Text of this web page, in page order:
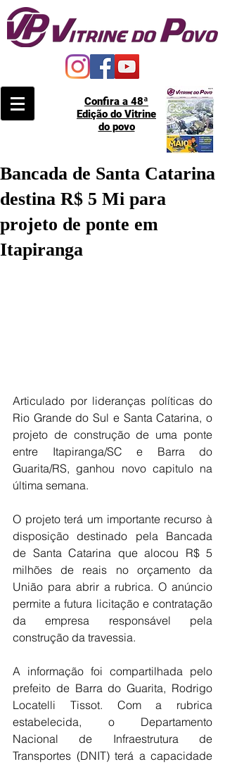
Confira a 48ª
Edição do Vitrine
do povo
Bancada de Santa Catarina
destina R$ 5 Mi para
projeto de ponte em
Itapiranga
Articulado por lideranças políticas do
Rio Grande do Sul e Santa Catarina, o
projeto de construção de uma ponte
entre Itapiranga/SC e Barra do
Guarita/RS, ganhou novo capitulo na
última semana.
O projeto terá um importante recurso à
disposição destinado pela Bancada
de Santa Catarina que alocou R$ 5
milhões de reais no orçamento da
União para abrir a rubrica. O anúncio
permite a futura licitação e contratação
da empresa responsável pela
construção da travessia.
A informação foi compartilhada pelo
prefeito de Barra do Guarita, Rodrigo
Locatelli Tissot. Com a rubrica
estabelecida, o Departamento
Nacional de Infraestrutura de
Transportes (DNIT) terá a capacidade